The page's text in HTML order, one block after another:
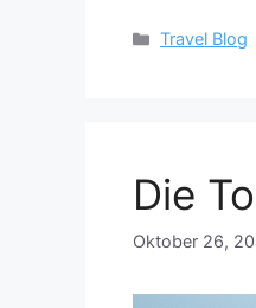
Kategorien
Travel Blog
Die
Oktober 26,